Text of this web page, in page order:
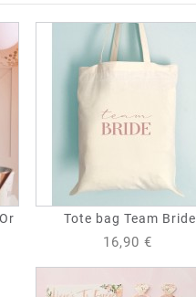
Tote bag Team Bride
16,90 €